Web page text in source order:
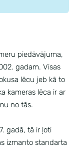
piedāvājuma,
gadam. Visas
lēcu jeb kā to
kameras lēca ir ar
no tās.
gadā, tā ir ļoti
izmanto standarta